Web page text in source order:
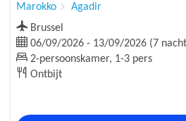
Marokko Agadir
Brussel
06/09/2026 - 13/09/2026 (7
2-persoonskamer, 1-3 pers
Ontbijt